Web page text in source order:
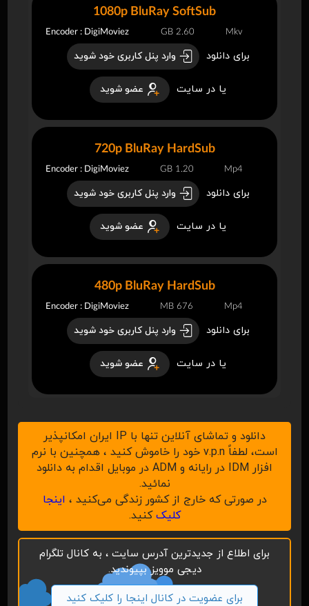
برای دانلود وارد پنل کاربری خود شوید
یا در سایت عضو شوید
1080p BluRay SoftSub
Encoder : DigiMoviez 2.60 GB Mkv
برای دانلود وارد پنل کاربری خود شوید
یا در سایت عضو شوید
720p BluRay HardSub
Encoder : DigiMoviez 1.20 GB Mp4
برای دانلود وارد پنل کاربری خود شوید
یا در سایت عضو شوید
480p BluRay HardSub
Encoder : DigiMoviez 676 MB Mp4
دانلود و تماشای آنلاین تنها با IP ایران امکانپذیر
است، لطفاً v.p.n خود را خاموش کنید ، همچنین با نرم
افزار IDM در رایانه و ADM در موبایل اقدام به دانلود
نمائید.
در صورتی که خارج از کشور زندگی می‌کنید ، اینجا
کلیککنید.
برای اطلاع از جدیدترین آدرس سایت ، به کانال تلگرام
دیجی موویز بپیوندید.
برای عضویت در کانال اینجا را کلیک کنید